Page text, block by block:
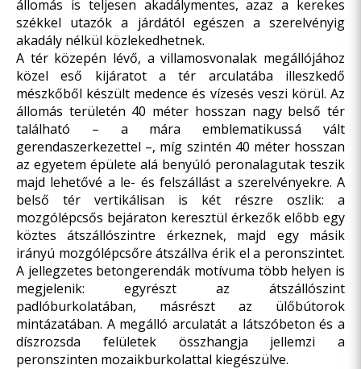
állomás is teljesen akadálymentes, azaz a kerekes
székkel utazók a járdától egészen a szerelvényig
akadály nélkül közlekedhetnek.
A tér közepén lévő, a villamosvonalak megállójához
közel eső kijáratot a tér arculatába illeszkedő
mészkőből készült medence és vízesés veszi körül. Az
állomás területén 40 méter hosszan nagy belső tér
található – a mára emblematikussá vált
gerendaszerkezettel –, míg szintén 40 méter hosszan
az egyetem épülete alá benyúló peronalagutak teszik
majd lehetővé a le- és felszállást a szerelvényekre. A
belső tér vertikálisan is két részre oszlik: a
mozgólépcsős bejáraton keresztül érkezők előbb egy
köztes átszállószintre érkeznek, majd egy másik
irányú mozgólépcsőre átszállva érik el a peronszintet.
A jellegzetes betongerendák motívuma több helyen is
megjelenik: egyrészt az átszállószint
padlóburkolatában, másrészt az ülőbútorok
mintázatában. A megálló arculatát a látszóbeton és a
díszrozsda felületek összhangja jellemzi a
peronszinten mozaikburkolattal kiegészülve.